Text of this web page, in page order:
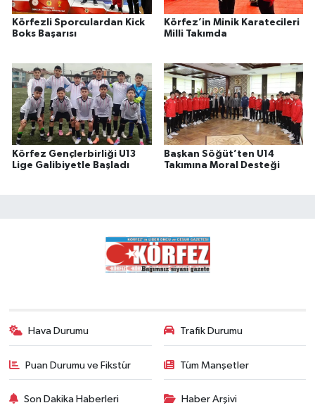
Körfezli Sporculardan Kick
Boks Başarısı
Körfez’in Minik Karatecileri
Milli Takımda
Körfez Gençlerbirliği U13
Lige Galibiyetle Başladı
Başkan Söğüt’ten U14
Takımına Moral Desteği
Hava Durumu Trafik Durumu
Puan Durumu ve Fikstür Tüm Manşetler
Son Dakika Haberleri Haber Arşivi